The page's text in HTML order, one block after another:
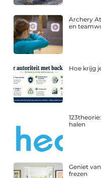
Archery
en
Hoe krijg
halen
Geniet
frezen